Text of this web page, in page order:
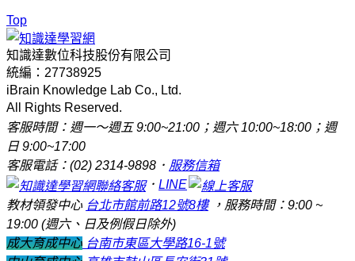
Top
知識達數位科技股份有限公司
統編：27738925
iBrain Knowledge Lab Co., Ltd.
All Rights Reserved.
客服時間：週一～週五 9:00~21:00；週六 10:00~18:00；週
日 9:00~17:00
客服電話：(02) 2314-9898． 服務信箱
． LINE
教材領發中心 台北市館前路12號8樓，服務時間：9:00 ~
19:00 (週六、日及例假日除外)
成大育成中心 台南市東區大學路16-1號